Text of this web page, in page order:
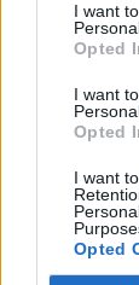
I want
Opted
I want
Opted
I want
Opted